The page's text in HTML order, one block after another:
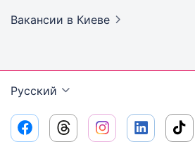
Вакансии в Киеве
Русский